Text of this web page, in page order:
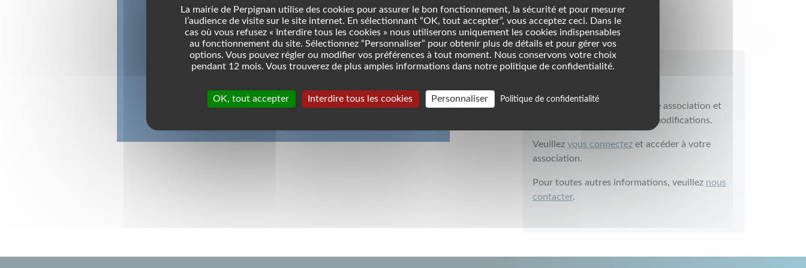
Infos
Vous êtes le président de cette association et
vous souhaitez apporter des modifications.
Veuillez vous connectez et accéder à votre
association.
Pour toutes autres informations, veuillez nous
contacter.
La mairie de Perpignan utilise des cookies pour assurer le bon fonctionnement, la sécurité et pour mesurer
l’audience de visite sur le site internet. En sélectionnant “OK, tout accepter”, vous acceptez ceci. Dans le
cas où vous refusez « Interdire tous les cookies » nous utiliserons uniquement les cookies indispensables
au fonctionnement du site. Sélectionnez “Personnaliser” pour obtenir plus de détails et pour gérer vos
options. Vous pouvez régler ou modifier vos préférences à tout moment. Nous conservons votre choix
pendant 12 mois. Vous trouverez de plus amples informations dans notre politique de confidentialité.
OK, tout accepter Interdire tous les cookies Personnaliser Politique de confidentialité